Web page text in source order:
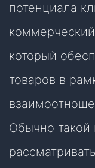
потенциала
который
товаров в
Обычно такой